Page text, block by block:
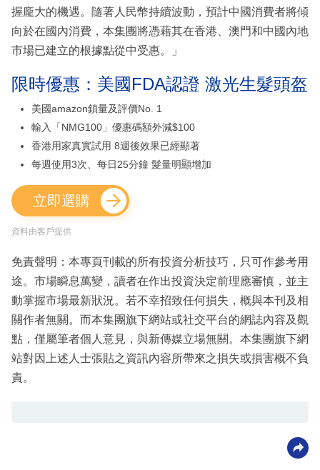
握龐大的機遇。隨著人民幣持續波動，預計中國消費者將傾
向於在國內消費，本集團將憑藉其在香港、澳門和中國內地
市場已建立的根據點從中受惠。」
限時優惠：美國FDA認證 激光生髮頭盔
美國amazon鎖量及評價No. 1
輸入「NMG100」優惠碼額外減$100
香港用家真實試用 8週後效果已經顯著
每週使用3次、每日25分鐘 髮量明顯增加
立即選購
資料由客戶提供
免責聲明：本專頁刊載的所有投資分析技巧，只可作參考用
途。市場瞬息萬變，讀者在作出投資決定前理應審慎，並主
動掌握市場最新狀況。若不幸招致任何損失，概與本刊及相
關作者無關。而本集團旗下網站或社交平台的網誌內容及觀
點，僅屬筆者個人意見，與新傳媒立場無關。本集團旗下網
站對因上述人士張貼之資訊內容所帶來之損失或損害概不負
責。